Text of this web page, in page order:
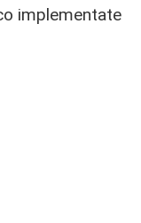
implementate